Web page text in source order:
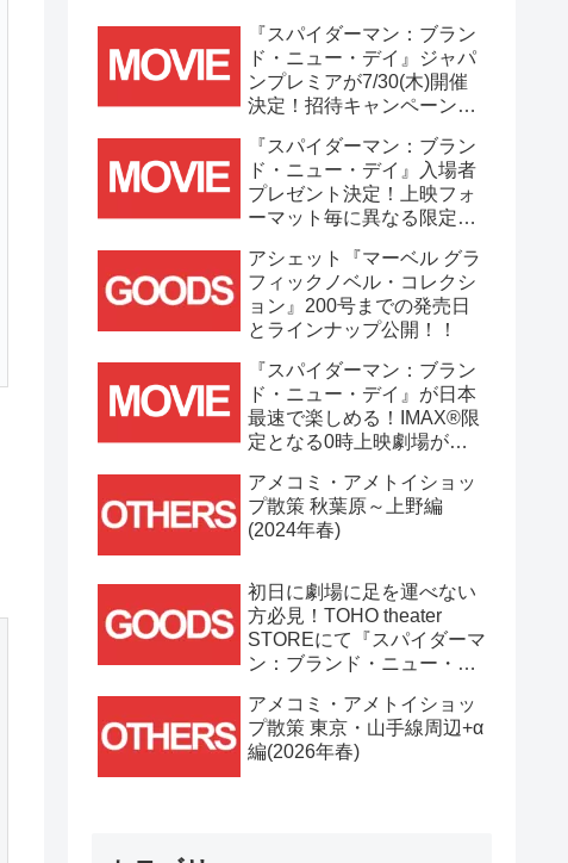
『スパイダーマン：ブラン
ド・ニュー・デイ』ジャパ
ンプレミアが7/30(木)開催
決定！招待キャンペーンは
中！！
『スパイダーマン：ブラン
ド・ニュー・デイ』入場者
プレゼント決定！上映フォ
ーマット毎に異なる限定ビ
える！！
アシェット『マーベル グラ
フィックノベル・コレクシ
ョン』200号までの発売日
とラインナップ公開！！
『スパイダーマン：ブラン
ド・ニュー・デイ』が日本
最速で楽しめる！IMAX®限
定となる0時上映劇場が決
アメコミ・アメトイショッ
プ散策 秋葉原～上野編
(2024年春)
初日に劇場に足を運べない
方必見！TOHO theater
STOREにて『スパイダーマ
ン：ブランド・ニュー・デ
7/31(金)11時より開始！！
アメコミ・アメトイショッ
プ散策 東京・山手線周辺+α
編(2026年春)